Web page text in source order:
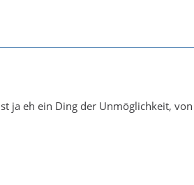
ja eh ein Ding der Unmöglichkeit,